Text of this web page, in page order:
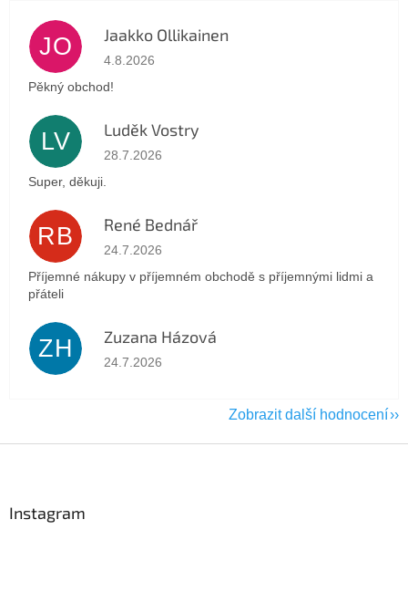
JO Jaakko Ollikainen
Hodnocení obchodu je 5 z 5 hvězdiček.
4.8.2026
Pěkný obchod!
LV Luděk Vostry
Hodnocení obchodu je 5 z 5 hvězdiček.
28.7.2026
Super, děkuji.
RB René Bednář
Hodnocení obchodu je 5 z 5 hvězdiček.
24.7.2026
Příjemné nákupy v příjemném obchodě s příjemnými lidmi a
přáteli
ZH Zuzana Házová
Hodnocení obchodu je 5 z 5 hvězdiček.
24.7.2026
Zobrazit další hodnocení
Instagram